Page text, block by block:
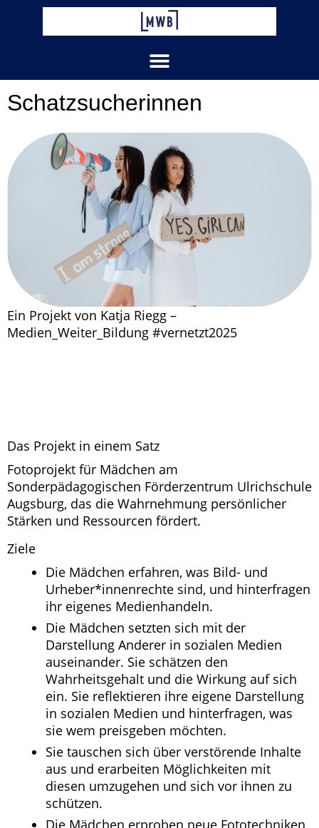
Schatzsucherinnen
Ein Projekt von Katja Riegg –
Medien_Weiter_Bildung #vernetzt2025
Das Projekt in einem Satz
Fotoprojekt für Mädchen am
Sonderpädagogischen Förderzentrum Ulrichschule
Augsburg, das die Wahrnehmung persönlicher
Stärken und Ressourcen fördert.
Ziele
Die Mädchen erfahren, was Bild- und
Urheber*innenrechte sind, und hinterfragen
ihr eigenes Medienhandeln.
Die Mädchen setzten sich mit der
Darstellung Anderer in sozialen Medien
auseinander. Sie schätzen den
Wahrheitsgehalt und die Wirkung auf sich
ein. Sie reflektieren ihre eigene Darstellung
in sozialen Medien und hinterfragen, was
sie wem preisgeben möchten.
Sie tauschen sich über verstörende Inhalte
aus und erarbeiten Möglichkeiten mit
diesen umzugehen und sich vor ihnen zu
schützen.
Die Mädchen erproben neue Fototechniken